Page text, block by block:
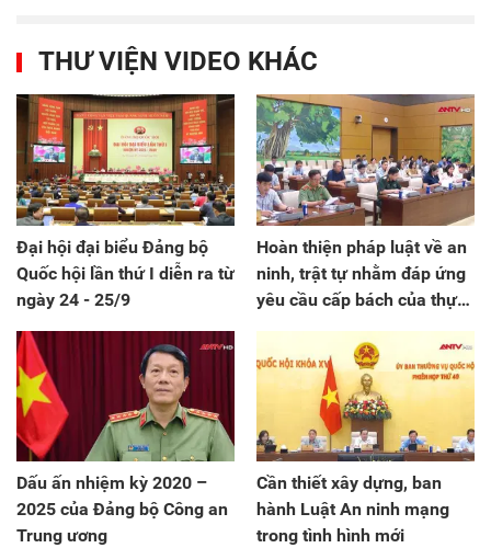
THƯ VIỆN VIDEO KHÁC
Đại hội đại biểu Đảng bộ
Quốc hội lần thứ I diễn ra từ
ngày 24 - 25/9
Hoàn thiện pháp luật về an
ninh, trật tự nhằm đáp ứng
yêu cầu cấp bách của thực
Dấu ấn nhiệm kỳ 2020 –
2025 của Đảng bộ Công an
Trung ương
Cần thiết xây dựng, ban
hành Luật An ninh mạng
trong tình hình mới